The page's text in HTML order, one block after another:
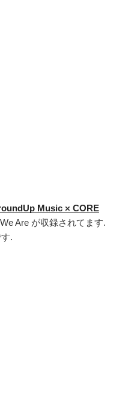
Music × CORE
Are が収録されてます.
.